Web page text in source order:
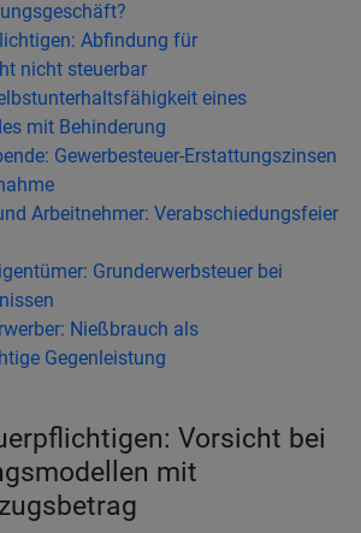
Abfindung für
nicht steuerbar
eines
mit Behinderung
Gewerbesteuer-Erstattungszinsen
Arbeitnehmer: Verabschiedungsfeier
Grunderwerbsteuer bei
Nießbrauch als
Gegenleistung
Vorsicht bei
mit